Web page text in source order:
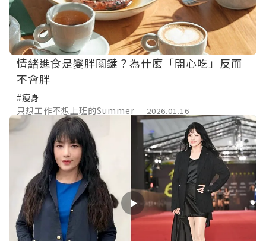
情緒進食是變胖關鍵？為什麼「開心吃」反而
不會胖
#瘦身
只想工作不想上班的Summer
2026.01.16